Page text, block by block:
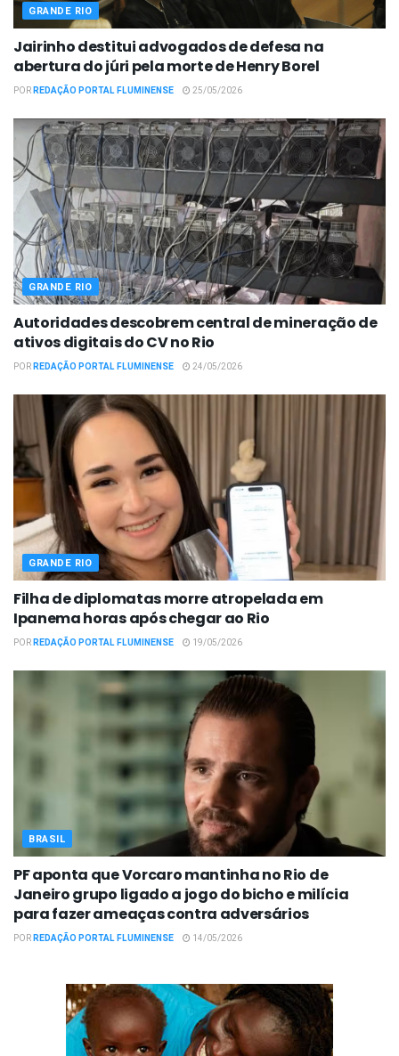
GRANDE RIO
Jairinho destitui advogados de defesa na
abertura do júri pela morte de Henry Borel
PORREDAÇÃO PORTAL FLUMINENSE 25/05/2026
GRANDE RIO
Autoridades descobrem central de mineração de
ativos digitais do CV no Rio
PORREDAÇÃO PORTAL FLUMINENSE 24/05/2026
GRANDE RIO
Filha de diplomatas morre atropelada em
Ipanema horas após chegar ao Rio
PORREDAÇÃO PORTAL FLUMINENSE 19/05/2026
BRASIL
PF aponta que Vorcaro mantinha no Rio de
Janeiro grupo ligado a jogo do bicho e milícia
para fazer ameaças contra adversários
PORREDAÇÃO PORTAL FLUMINENSE 14/05/2026